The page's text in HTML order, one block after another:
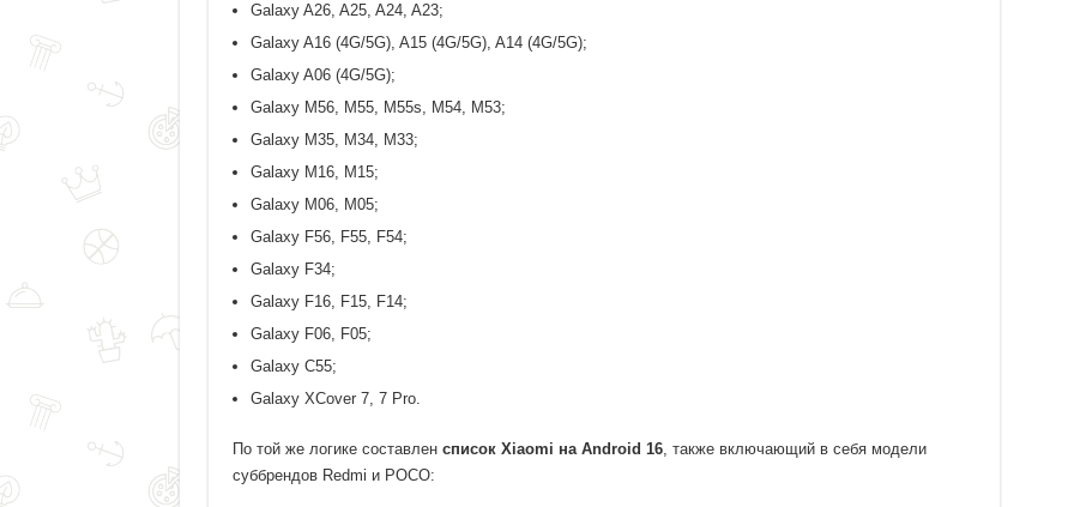
Galaxy A26, A25, A24, A23;
Galaxy A16 (4G/5G), A15 (4G/5G), A14 (4G/5G);
Galaxy A06 (4G/5G);
Galaxy M56, M55, M55s, M54, M53;
Galaxy M35, M34, M33;
Galaxy M16, M15;
Galaxy M06, M05;
Galaxy F56, F55, F54;
Galaxy F34;
Galaxy F16, F15, F14;
Galaxy F06, F05;
Galaxy C55;
Galaxy XCover 7, 7 Pro.
По той же логике составлен список Xiaomi на Android 16, также включающий в себя модели
суббрендов Redmi и POCO: